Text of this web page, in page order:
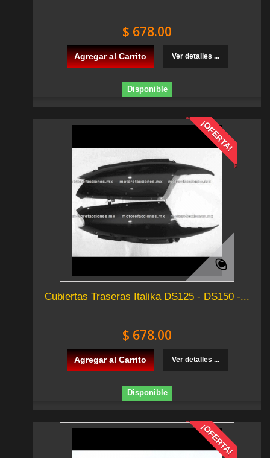
$ 678.00
Agregar al Carrito Ver detalles ...
Disponible
¡OFERTA!
Cubiertas Traseras Italika DS125 - DS150 -...
$ 678.00
Agregar al Carrito Ver detalles ...
Disponible
¡OFERTA!